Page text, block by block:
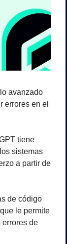
avanzado
errores en el
tiene
sistemas
a partir de
de código
le permite
errores de